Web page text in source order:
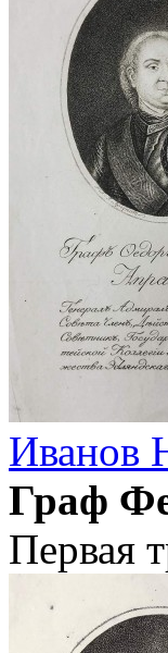
Иванов
Граф
Первая